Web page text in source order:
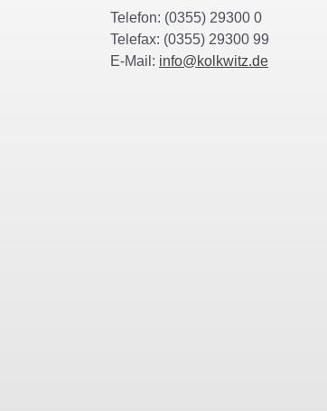
Telefon: (0355) 29300 0
Telefax: (0355) 29300 99
E-Mail: info@kolkwitz.de